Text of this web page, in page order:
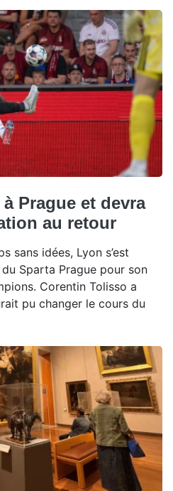
Prague et devra
au retour
sans idées, Lyon s’est
Sparta Prague pour son
Corentin Tolisso a
pu changer le cours du